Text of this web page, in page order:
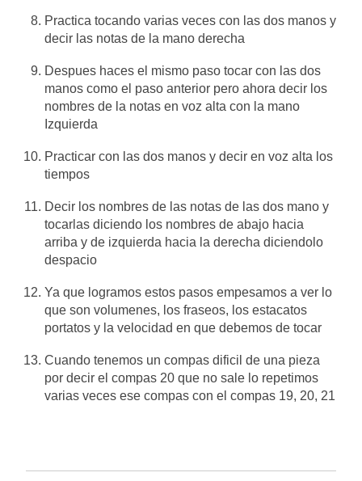
Practica tocando varias veces con las dos manos y
decir las notas de la mano derecha
Despues haces el mismo paso tocar con las dos
manos como el paso anterior pero ahora decir los
nombres de la notas en voz alta con la mano
Izquierda
Practicar con las dos manos y decir en voz alta los
tiempos
Decir los nombres de las notas de las dos mano y
tocarlas diciendo los nombres de abajo hacia
arriba y de izquierda hacia la derecha diciendolo
despacio
Ya que logramos estos pasos empesamos a ver lo
que son volumenes, los fraseos, los estacatos
portatos y la velocidad en que debemos de tocar
Cuando tenemos un compas dificil de una pieza
por decir el compas 20 que no sale lo repetimos
varias veces ese compas con el compas 19, 20, 21